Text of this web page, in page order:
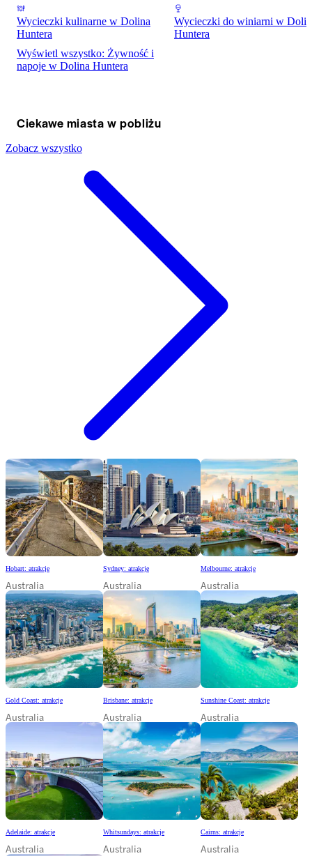
Wycieczki kulinarne w Dolina
Huntera
Wycieczki do winiarni w
Huntera
Wyświetl wszystko: Żywność i
napoje w Dolina Huntera
Ciekawe miasta w pobliżu
Zobacz wszystko
Hobart: atrakcje
Australia
Sydney: atrakcje
Australia
Melbourne: atrakcje
Australia
Gold Coast: atrakcje
Australia
Brisbane: atrakcje
Australia
Sunshine Coast: atrakcje
Australia
Adelaide: atrakcje
Australia
Whitsundays: atrakcje
Australia
Cairns: atrakcje
Australia